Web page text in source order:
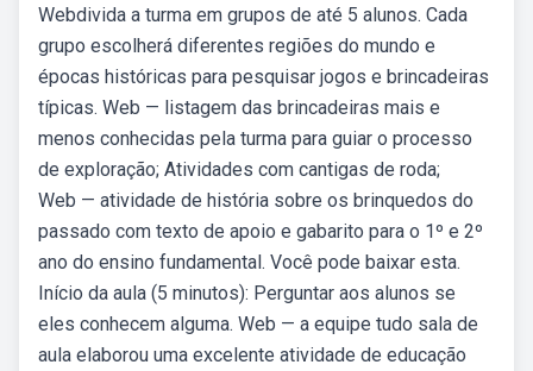
Webdivida a turma em grupos de até 5 alunos. Cada
grupo escolherá diferentes regiões do mundo e
épocas históricas para pesquisar jogos e brincadeiras
típicas. Web — listagem das brincadeiras mais e
menos conhecidas pela turma para guiar o processo
de exploração; Atividades com cantigas de roda;
Web — atividade de história sobre os brinquedos do
passado com texto de apoio e gabarito para o 1º e 2º
ano do ensino fundamental. Você pode baixar esta.
Início da aula (5 minutos): Perguntar aos alunos se
eles conhecem alguma. Web — a equipe tudo sala de
aula elaborou uma excelente atividade de educação